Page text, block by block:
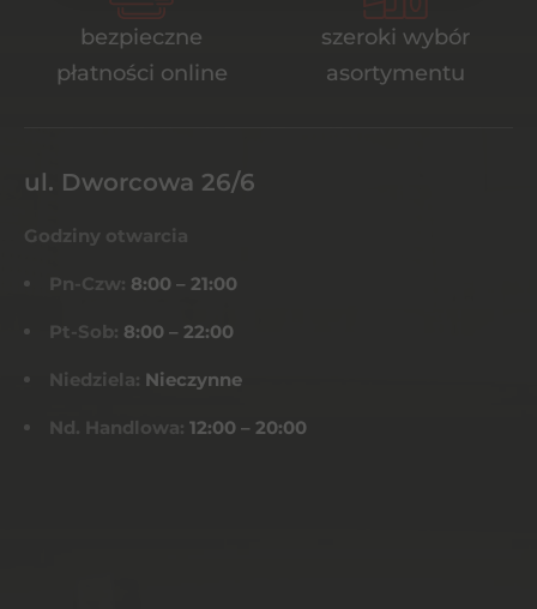
bezpieczne
płatności online
szeroki wybór
asortymentu
ul. Dworcowa 26/6
Godziny otwarcia
Pn-Czw: 8:00 – 21:00
Pt-Sob: 8:00 – 22:00
Niedziela: Nieczynne
Nd. Handlowa: 12:00 – 20:00